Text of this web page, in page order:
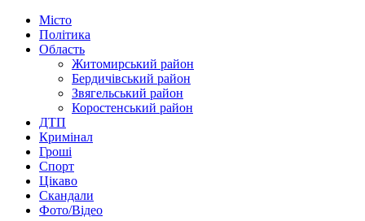
Місто
Політика
Область
Житомирський район
Бердичівський район
Звягельський район
Коростенський район
ДТП
Кримінал
Гроші
Спорт
Цікаво
Скандали
Фото/Відео